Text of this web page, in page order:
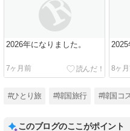
2026年になりました。
7ヶ月前
2025
8ヶ
#ひとり旅 #韓国旅行 #韓国コ
このブログのここがポイント